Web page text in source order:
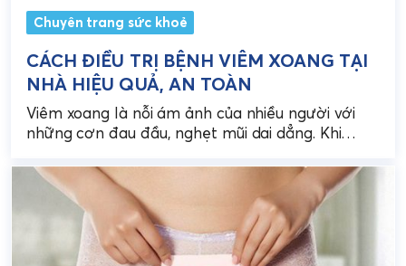
Chuyên trang sức khoẻ
CÁCH ĐIỀU TRỊ BỆNH VIÊM XOANG TẠI
NHÀ HIỆU QUẢ, AN TOÀN
Viêm xoang là nỗi ám ảnh của nhiều người với
những cơn đau đầu, nghẹt mũi dai dẳng. Khi